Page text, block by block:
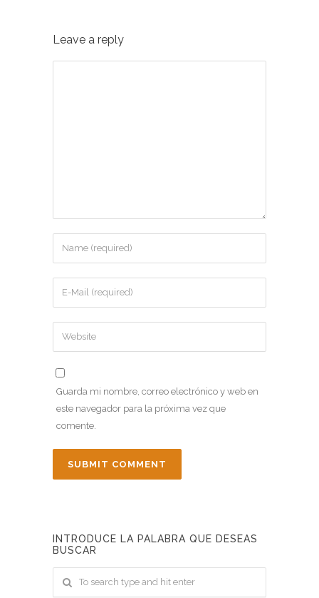
Leave a reply
Guarda mi nombre, correo electrónico y web en
este navegador para la próxima vez que
comente.
INTRODUCE LA PALABRA QUE DESEAS
BUSCAR